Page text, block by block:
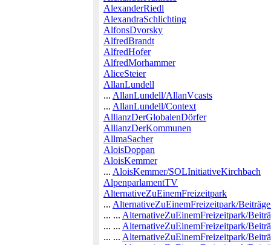
AlexanderRiedl
AlexandraSchlichting
AlfonsDvorsky
AlfredBrandt
AlfredHofer
AlfredMorhammer
AliceSteier
AllanLundell
... AllanLundell/AllanVcasts
... AllanLundell/Context
AllianzDerGlobalenDörfer
AllianzDerKommunen
AllmaSacher
AloisDoppan
AloisKemmer
... AloisKemmer/SOLInitiativeKirchbach
AlpenparlamentTV
AlternativeZuEinemFreizeitpark
... AlternativeZuEinemFreizeitpark/
... ... AlternativeZuEinemFreizeitpark/
... ... AlternativeZuEinemFreizeitpark/
... ... AlternativeZuEinemFreizeitpark/